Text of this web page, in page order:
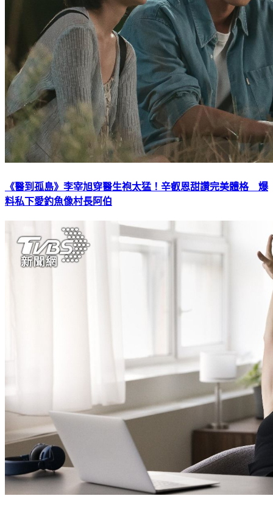
《醫到孤島》李宰旭穿醫生袍太猛！辛叡恩甜讚完美體格 爆
料私下愛釣魚像村長阿伯